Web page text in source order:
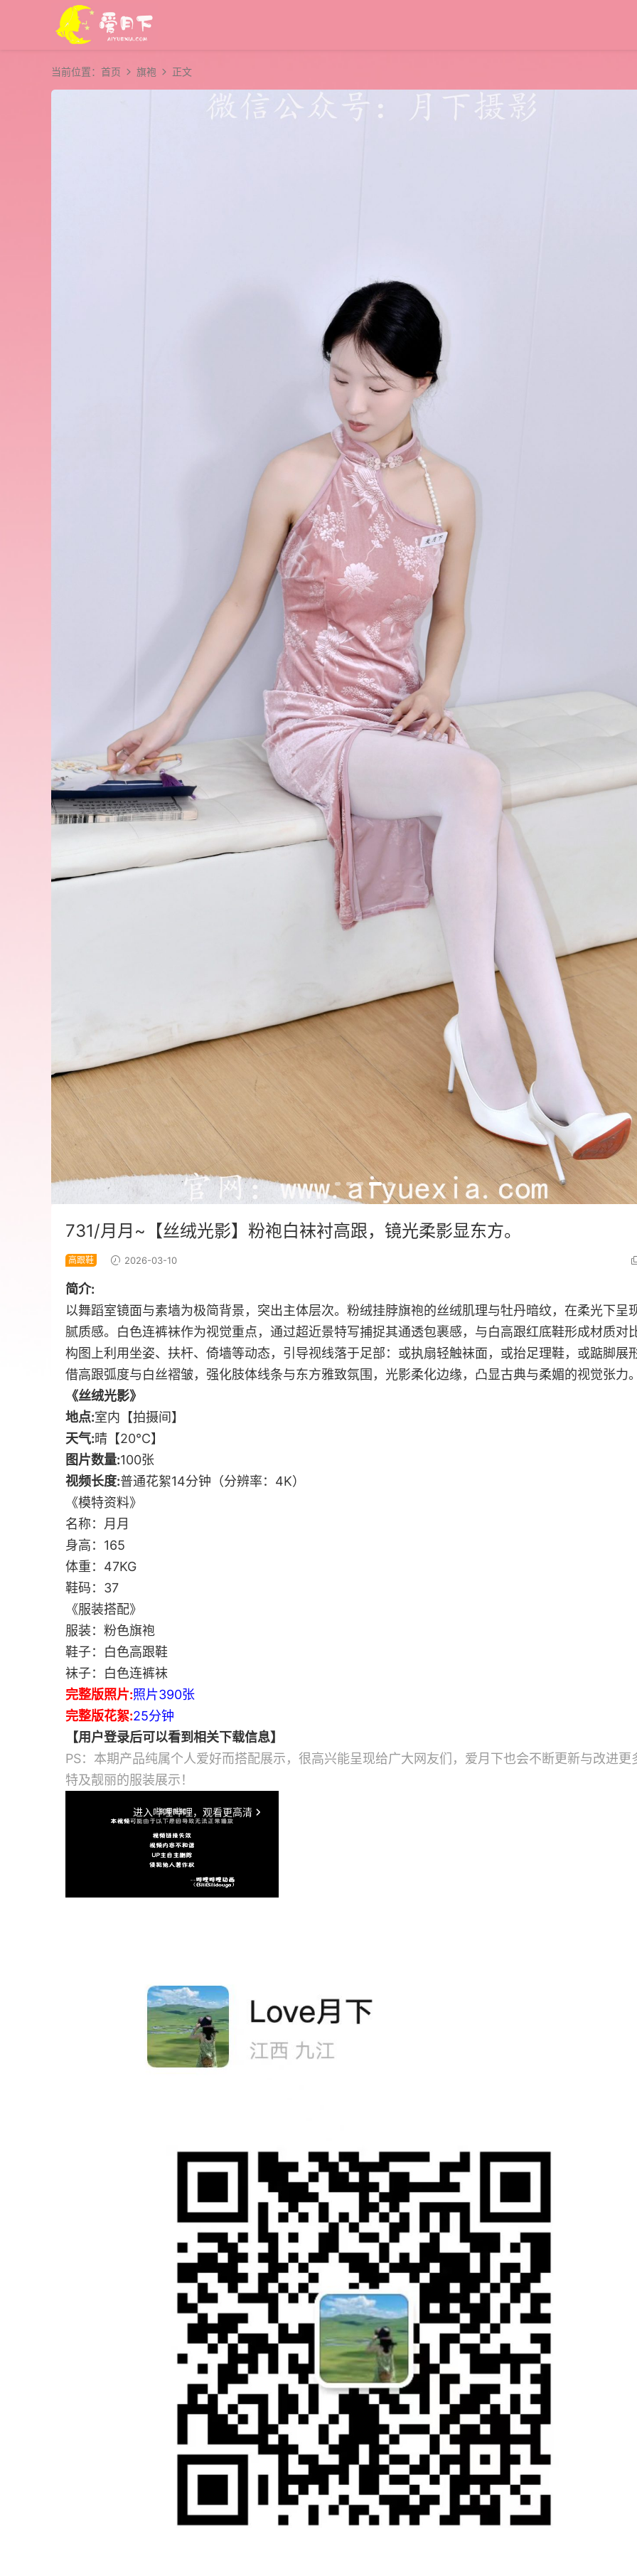
当前位置： 首页 旗袍 正文
731/月月~【丝绒光影】粉袍白袜衬高跟，镜光柔影显东方。
高跟鞋 2026-03-10
简介:
以舞蹈室镜面与素墙为极简背景，突出主体层次。粉绒挂脖旗袍的丝绒肌理与牡丹暗纹，在柔光下呈
腻质感。白色连裤袜作为视觉重点，通过超近景特写捕捉其通透包裹感，与白高跟红底鞋形成材质对
构图上利用坐姿、扶杆、倚墙等动态，引导视线落于足部：或执扇轻触袜面，或抬足理鞋，或踮脚展
借高跟弧度与白丝褶皱，强化肢体线条与东方雅致氛围，光影柔化边缘，凸显古典与柔媚的视觉张力
《丝绒光影》
地点:室内【拍摄间】
天气:晴【20℃】
图片数量:100张
视频长度:普通花絮14分钟（分辨率：4K）
《模特资料》
名称：月月
身高：165
体重：47KG
鞋码：37
《服装搭配》
服装：粉色旗袍
鞋子：白色高跟鞋
袜子：白色连裤袜
完整版照片:照片390张
完整版花絮:25分钟
【用户登录后可以看到相关下载信息】
PS：本期产品纯属个人爱好而搭配展示，很高兴能呈现给广大网友们，爱月下也会不断更新与改进更
特及靓丽的服装展示！